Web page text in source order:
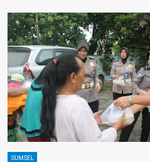
SUMSEL